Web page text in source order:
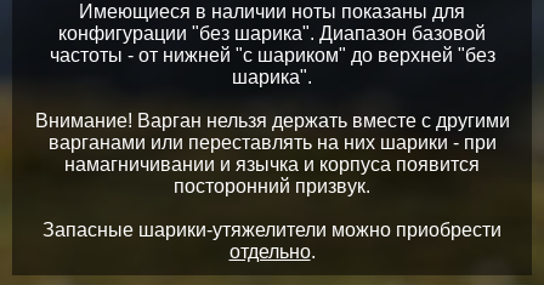
Имеющиеся в наличии ноты показаны для
конфигурации "без шарика". Диапазон базовой
частоты - от нижней "с шариком" до верхней "без
шарика".
Внимание! Варган нельзя держать вместе с другими
варганами или переставлять на них шарики - при
намагничивании и язычка и корпуса появится
посторонний призвук.
Запасные шарики-утяжелители можно приобрести
отдельно.